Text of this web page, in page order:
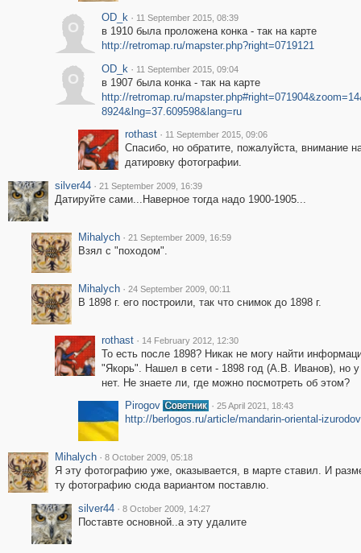
O
OD_k · 11 September 2015, 08:39
в 1910 была проложена конка - так на карте
http://retromap.ru/mapster.php?right=0719121
O
OD_k · 11 September 2015, 09:04
в 1907 была конка - так на карте
http://retromap.ru/
8924&lng=37.609598&lang=ru
rothast · 11 September 2015, 09:06
Спасибо, но обратите, пожалуйста, внимание
датировку фотографии.
silver44 · 21 September 2009, 16:39
Датируйте сами...Наверное тогда надо 1900-1905...
Mihalych · 21 September 2009, 16:59
Взял с "походом".
Mihalych · 24 September 2009, 00:11
В 1898 г. его построили, так что снимок до 1898 г.
rothast · 14 February 2012, 12:30
То есть после 1898? Никак не могу найти
"Якорь". Нашел в сети - 1898 год (А.В. Иванов), но
нет. Не знаете ли, где можно посмотреть об этом?
Pirogov
· 25 April 2021, 18:43
http://berlogos.ru/article/mandarin-oriental-
Mihalych · 8 October 2009, 05:18
Я эту фотографию уже, оказывается, в марте ставил. И
ту фотографию сюда вариантом поставлю.
silver44 · 8 October 2009, 14:27
Поставте основной..а эту удалите